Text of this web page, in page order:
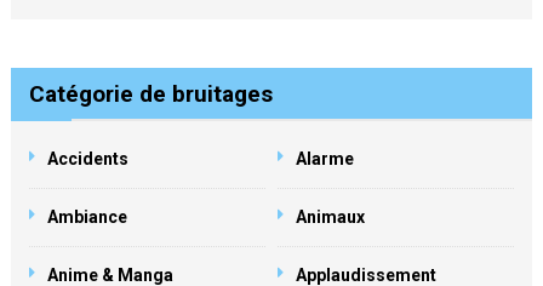
Catégorie de bruitages
Accidents Alarme
Ambiance Animaux
Anime & Manga Applaudissement